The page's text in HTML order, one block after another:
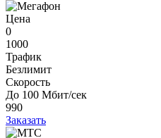
Цена
0
1000
Трафик
Безлимит
Скорость
До 100 Мбит/сек
990
Заказать